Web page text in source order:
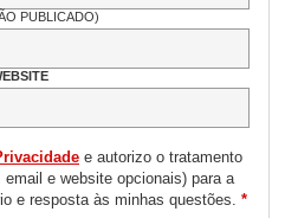
PUBLICADO)
e autorizo o tratamento
e website opcionais) para a
e resposta às minhas questões.*